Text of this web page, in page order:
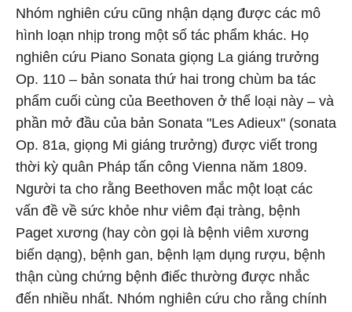
Nhóm nghiên cứu cũng nhận dạng được các mô
hình loạn nhịp trong một số tác phẩm khác. Họ
nghiên cứu Piano Sonata giọng La giáng trưởng
Op. 110 – bản sonata thứ hai trong chùm ba tác
phẩm cuối cùng của Beethoven ở thể loại này – và
phần mở đầu của bản Sonata "Les Adieux" (sonata
Op. 81a, giọng Mi giáng trưởng) được viết trong
thời kỳ quân Pháp tấn công Vienna năm 1809.
Người ta cho rằng Beethoven mắc một loạt các
vấn đề về sức khỏe như viêm đại tràng, bệnh
Paget xương (hay còn gọi là bệnh viêm xương
biến dạng), bệnh gan, bệnh lạm dụng rượu, bệnh
thận cùng chứng bệnh điếc thường được nhắc
đến nhiều nhất. Nhóm nghiên cứu cho rằng chính